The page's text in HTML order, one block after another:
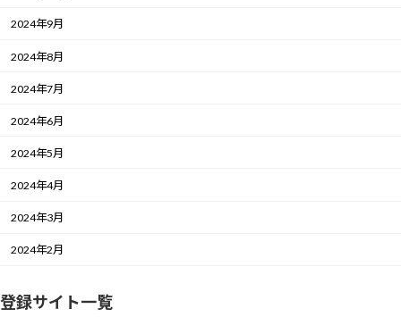
2024年9月
2024年8月
2024年7月
2024年6月
2024年5月
2024年4月
2024年3月
2024年2月
登録サイト一覧